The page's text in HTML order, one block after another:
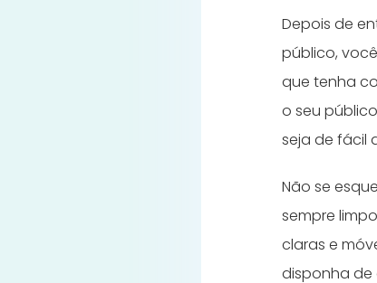
Depois de
público,
que tenha
o seu
seja de fácil
Não se
sempre
claras e
disponha de